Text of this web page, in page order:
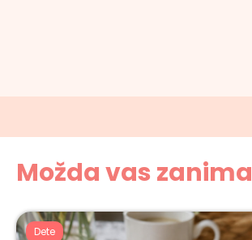
Možda vas zanima
Dete